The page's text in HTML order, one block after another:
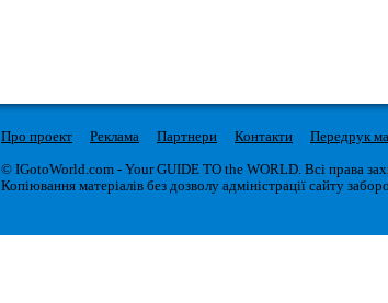
Про проект Реклама Партнери Контакти Передрук
© IGotoWorld.com - Your GUIDE TO the WORLD. Всі права
Копіювання матеріалів без дозволу адміністрації сайту